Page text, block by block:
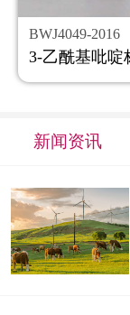
BWJ4049-2016
3-乙酰基吡啶
新闻资讯